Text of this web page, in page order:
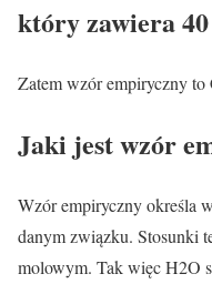
który zawiera
Zatem wzór empiryczny to
Jaki jest wzór
Wzór empiryczny określa
danym związku. Stosunki
molowym. Tak więc H2O